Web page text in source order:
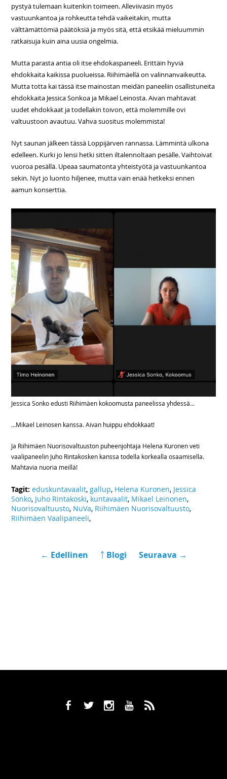
pystyä tulemaan kuitenkin toimeen. Alleviivasin myös
vastuunkantoa ja rohkeutta tehdä vaikeitakin, mutta
välttämättömiä päätöksiä ja myös sitä, että etsikää mieluummin
ratkaisuja kuin aina uusia ongelmia.
Mutta parasta antia oli itse ehdokaspaneeli. Erittäin hyviä
ehdokkaita kaikissa puolueissa. Riihimäellä on valinnanvaikeutta.
Mutta totta kai tässä itse mainostan meidän paneeliin osallistuneita
ehdokkaita Jessica Sonkoa ja Mikael Leinosta. Aivan mahtavat
uudet ehdokkaat ja todellakin toivon, että molemmille ovi
valtuustoon avautuu. Vahva suositus molemmista!
Nyt saunan jälkeen tässä Loppijärven rannassa. Lämmintä ulkona
edelleen. Kurki jo lensi hetki sitten iltalennoltaan pesälle. Vaihtoivat
vuoroa pesällä. Upeaa saumatonta yhteistyötä ja vastuunkantoa
sekin. Nyt jo luonto hiljenee, mutta vain enää hetkeksi ennen
aamun konserttia.
Jessica Sonko edusti Riihimäen kokoomusta paneelissa yhdessä…
…Mikael Leinosen kanssa. Aivan huippu ehdokkaat!
Ja Riihimäen Nuorisovaltuuston puheenjohtaja Helena Kuronen veti
vaalipaneelin Juho Rintakosken kanssa todella korkealla osaamisella.
Mahtavia nuoria meillä!
Tagit:eduskuntavaalit, gallup, Helena Kuronen, Jessica
Sonko, Juho Rintakoski, kuntavaalit, Mikael Leinonen,
Nuorisovaltuusto, NuVa, Riihimäen Nuorisovaltuusto,
Riihimäen Vaalipaneeli,
← Edellinen ￪ Blogi Seuraava →
b a x r ,